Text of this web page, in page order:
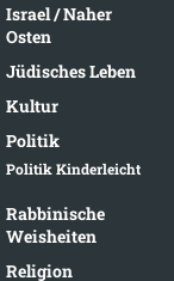
Israel / Naher
Osten
Jüdisches Leben
Kultur
Politik
Politik Kinderleicht
Rabbinische
Weisheiten
Religion